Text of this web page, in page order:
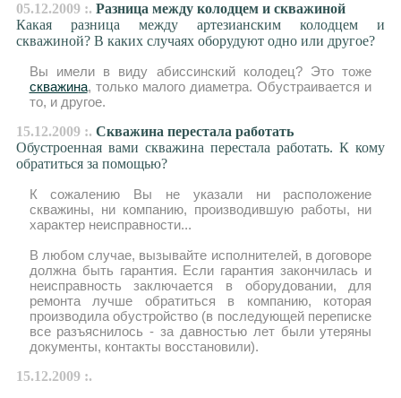
05.12.2009 :. Разница между колодцем и скважиной
Какая разница между артезианским колодцем и
скважиной? В каких случаях оборудуют одно или другое?
Вы имели в виду абиссинский колодец? Это тоже
скважина, только малого диаметра. Обустраивается и
то, и другое.
15.12.2009 :. Скважина перестала работать
Обустроенная вами скважина перестала работать. К кому
обратиться за помощью?
К сожалению Вы не указали ни расположение
скважины, ни компанию, производившую работы, ни
характер неисправности...
В любом случае, вызывайте исполнителей, в договоре
должна быть гарантия. Если гарантия закончилась и
неисправность заключается в оборудовании, для
ремонта лучше обратиться в компанию, которая
производила обустройство (в последующей переписке
все разъяснилось - за давностью лет были утеряны
документы, контакты восстановили).
15.12.2009 :.